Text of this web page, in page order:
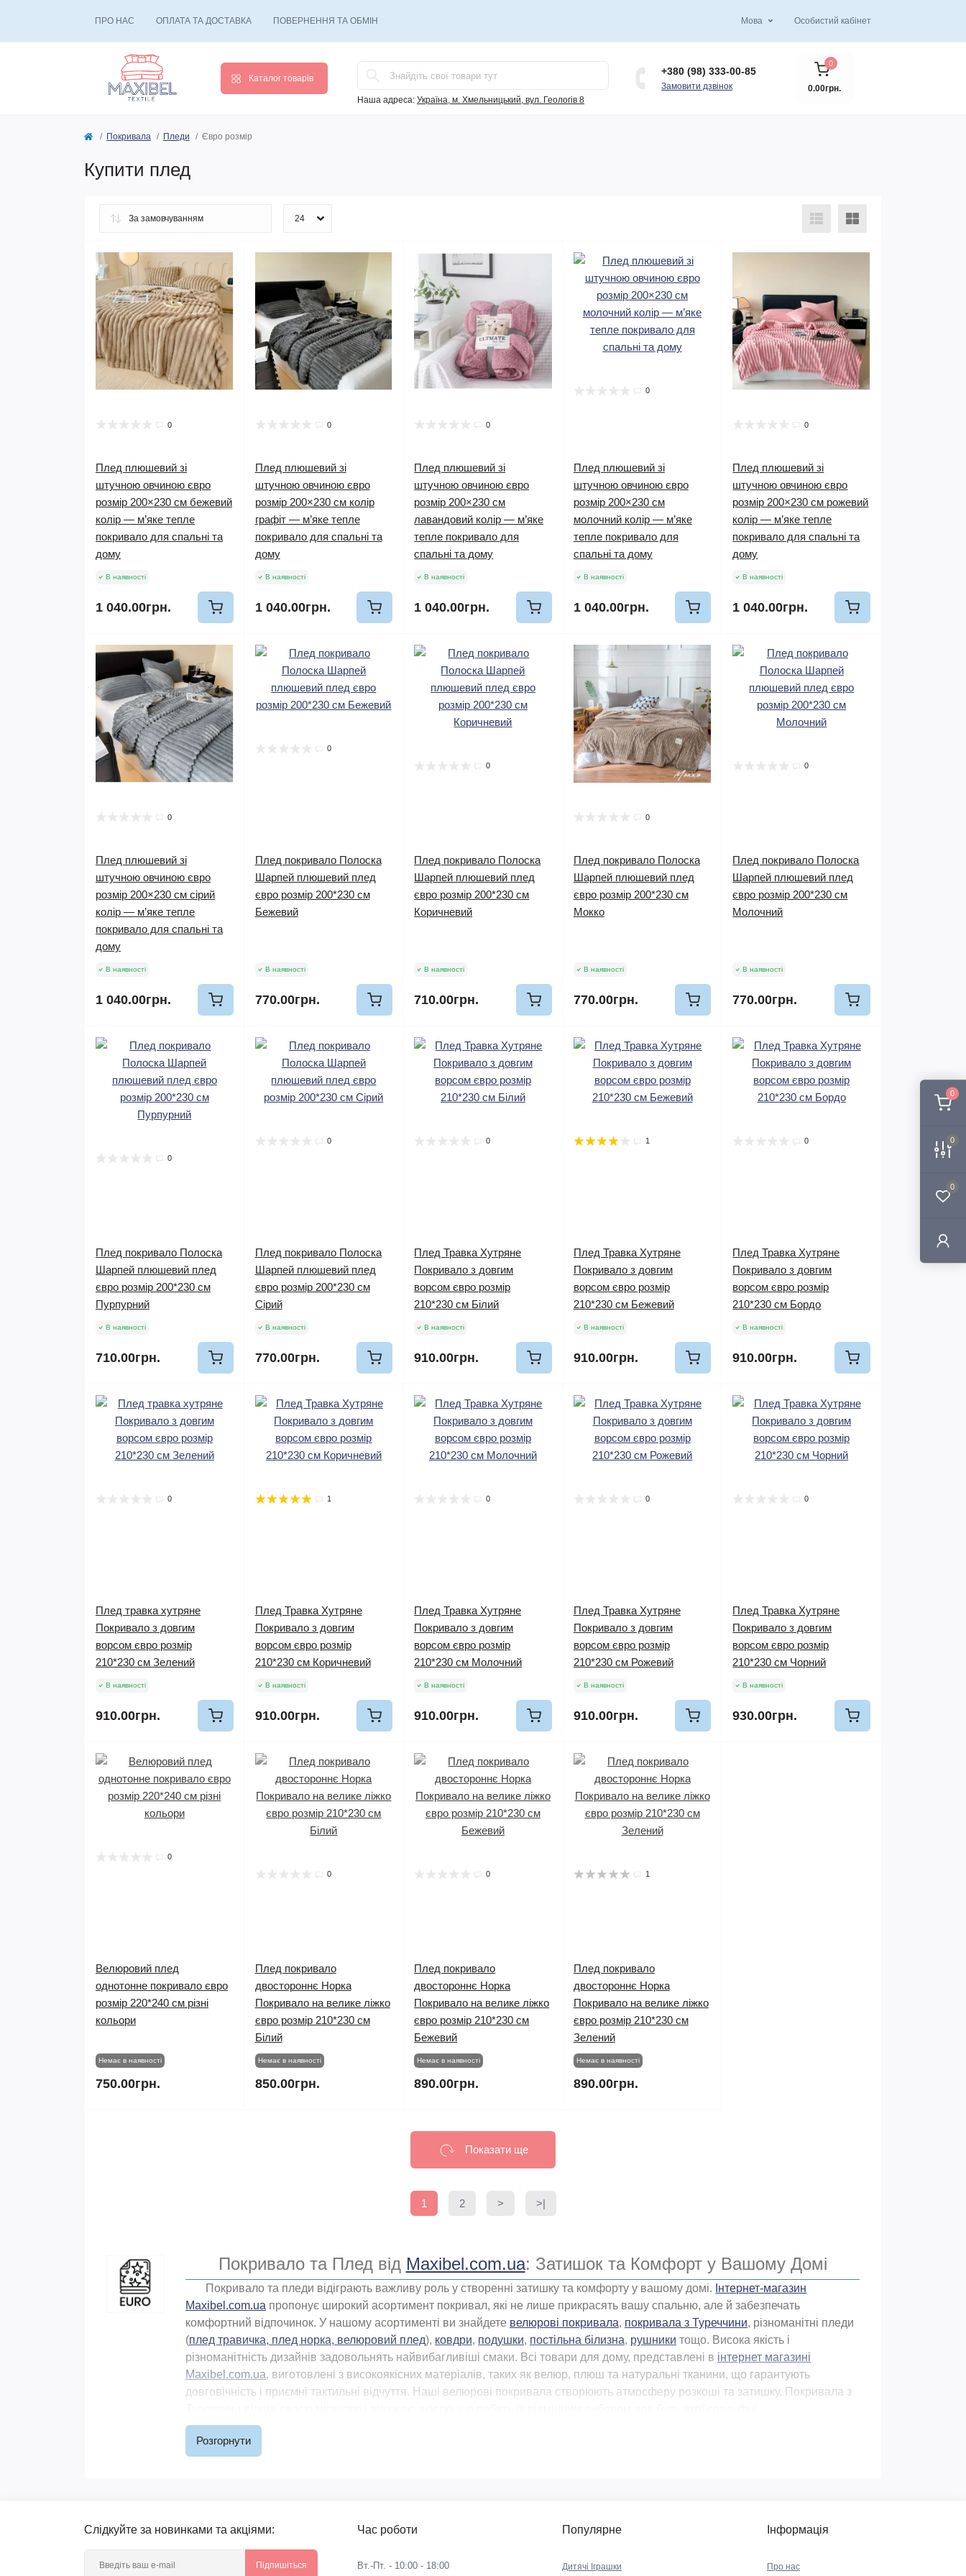
0
0
0
ПРО НАС ОПЛАТА ТА ДОСТАВКА ПОВЕРНЕННЯ ТА ОБМІН Мова Особистий кабінет
Каталог товарів
Наша адреса: Україна, м. Хмельницький, вул. Геологів 8
+380 (98) 333-00-85
Замовити дзвінок
0
0.00грн.
Покривала Пледи Євро розмір
Купити плед
0
Плед плюшевий зі
штучною овчиною євро
розмір 200×230 см бежевий
колір — м’яке тепле
покривало для спальні та
дому
В наявності
1 040.00грн.
0
Плед плюшевий зі
штучною овчиною євро
розмір 200×230 см колір
графіт — м’яке тепле
покривало для спальні та
дому
В наявності
1 040.00грн.
0
Плед плюшевий зі
штучною овчиною євро
розмір 200×230 см
лавандовий колір — м’яке
тепле покривало для
спальні та дому
В наявності
1 040.00грн.
0
Плед плюшевий зі
штучною овчиною євро
розмір 200×230 см
молочний колір — м’яке
тепле покривало для
спальні та дому
В наявності
1 040.00грн.
0
Плед плюшевий зі
штучною овчиною євро
розмір 200×230 см рожевий
колір — м’яке тепле
покривало для спальні та
дому
В наявності
1 040.00грн.
0
Плед плюшевий зі
штучною овчиною євро
розмір 200×230 см сірий
колір — м’яке тепле
покривало для спальні та
дому
В наявності
1 040.00грн.
0
Плед покривало Полоска
Шарпей плюшевий плед
євро розмір 200*230 см
Бежевий
В наявності
770.00грн.
0
Плед покривало Полоска
Шарпей плюшевий плед
євро розмір 200*230 см
Коричневий
В наявності
710.00грн.
0
Плед покривало Полоска
Шарпей плюшевий плед
євро розмір 200*230 см
Мокко
В наявності
770.00грн.
0
Плед покривало Полоска
Шарпей плюшевий плед
євро розмір 200*230 см
Молочний
В наявності
770.00грн.
0
Плед покривало Полоска
Шарпей плюшевий плед
євро розмір 200*230 см
Пурпурний
В наявності
710.00грн.
0
Плед покривало Полоска
Шарпей плюшевий плед
євро розмір 200*230 см
Сірий
В наявності
770.00грн.
0
Плед Травка Хутряне
Покривало з довгим
ворсом євро розмір
210*230 см Білий
В наявності
910.00грн.
1
Плед Травка Хутряне
Покривало з довгим
ворсом євро розмір
210*230 см Бежевий
В наявності
910.00грн.
0
Плед Травка Хутряне
Покривало з довгим
ворсом євро розмір
210*230 см Бордо
В наявності
910.00грн.
0
Плед травка хутряне
Покривало з довгим
ворсом євро розмір
210*230 см Зелений
В наявності
910.00грн.
1
Плед Травка Хутряне
Покривало з довгим
ворсом євро розмір
210*230 см Коричневий
В наявності
910.00грн.
0
Плед Травка Хутряне
Покривало з довгим
ворсом євро розмір
210*230 см Молочний
В наявності
910.00грн.
0
Плед Травка Хутряне
Покривало з довгим
ворсом євро розмір
210*230 см Рожевий
В наявності
910.00грн.
0
Плед Травка Хутряне
Покривало з довгим
ворсом євро розмір
210*230 см Чорний
В наявності
930.00грн.
0
Велюровий плед
однотонне покривало євро
розмір 220*240 см різні
кольори
Немає в наявності
750.00грн.
0
Плед покривало
двостороннє Норка
Покривало на велике ліжко
євро розмір 210*230 см
Білий
Немає в наявності
850.00грн.
0
Плед покривало
двостороннє Норка
Покривало на велике ліжко
євро розмір 210*230 см
Бежевий
Немає в наявності
890.00грн.
1
Плед покривало
двостороннє Норка
Покривало на велике ліжко
євро розмір 210*230 см
Зелений
Немає в наявності
890.00грн.
Показати ще
1 2 > >|
Покривало та Плед від Maxibel.com.ua: Затишок та Комфорт у Вашому Домі
Покривало та пледи відіграють важливу роль у створенні затишку та комфорту у вашому домі. Інтернет-магазин
Maxibel.com.ua пропонує широкий асортимент покривал, які не лише прикрасять вашу спальню, але й забезпечать
комфортний відпочинок. У нашому асортименті ви знайдете велюрові покривала, покривала з Туреччини, різноманітні пледи
(плед травичка, плед норка, велюровий плед), ковдри, подушки, постільна білизна, рушники тощо. Висока якість і
різноманітність дизайнів задовольнять найвибагливіші смаки. Всі товари для дому, представлені в інтернет магазині
Maxibel .com.ua, виготовлені з високоякісних матеріалів, таких як велюр, плюш та натуральні тканини, що гарантують
довговічність і приємні тактильні відчуття. Наші велюрові покривала створюють атмосферу розкоші та затишку. Покривала з
Вибираючи ідеальне покривало
Тому, ухваливши рішення купити покривало, Україна та її мешканці віддають перевагу практичним моделям.
Перш ніж купити покривало чи плед на ліжко, уважно перевірте його розміри. Залежно від його ширини і довжини та
Розгорнути
Слідкуйте за новинками та акціями:
Підпишіться
Час роботи
Вт.-Пт. - 10:00 - 18:00
Популярне
Дитячі Іграшки
Інформація
Про нас